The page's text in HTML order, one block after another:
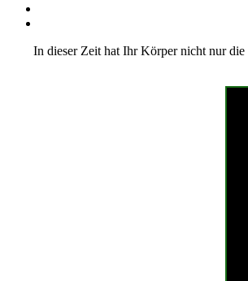
In dieser Zeit hat Ihr Körper nicht nur